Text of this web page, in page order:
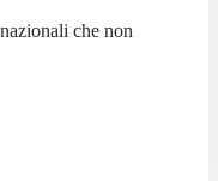
che non